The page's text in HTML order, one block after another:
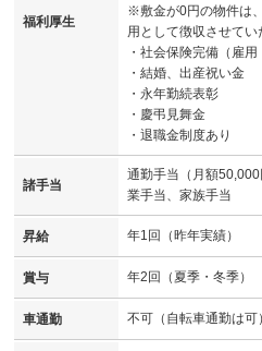
福利厚生
※敷金が0円の物件は
用として徴収させてい
・社会保険完備（雇
・結婚、出産祝い金
・永年勤続表彰
・慶弔見舞金
・退職金制度あり
諸手当
通勤手当（月額
業手当、家族手当
昇給 年1回（昨年実績）
賞与 年2回（夏季・冬季）
車通勤 不可（自転車通勤は可）